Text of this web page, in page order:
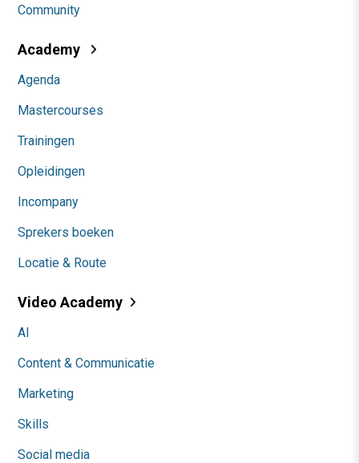
Community
Academy
Agenda
Mastercourses
Trainingen
Opleidingen
Incompany
Sprekers boeken
Locatie & Route
Video Academy
AI
Content & Communicatie
Marketing
Skills
Social media